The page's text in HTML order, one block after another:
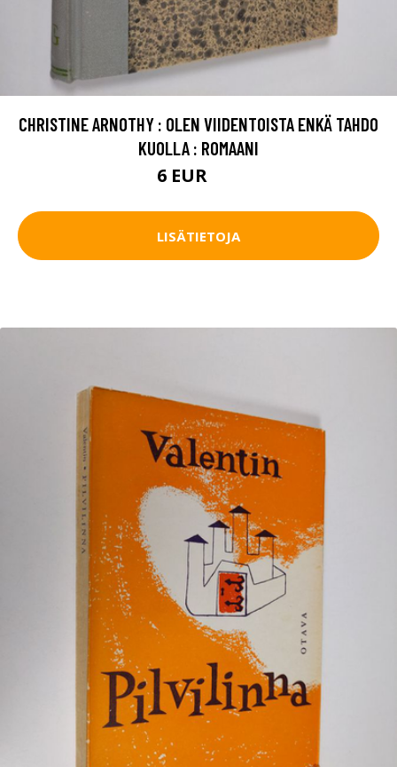
CHRISTINE ARNOTHY : OLEN VIIDENTOISTA ENKÄ TAHDO
KUOLLA : ROMAANI
6 EUR
LISÄTIETOJA